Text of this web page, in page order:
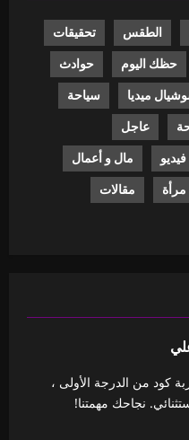
الطقس تحقيقات
حظك اليوم حوادث
ميديا سياحة
عاجل
فيديو مال و أعمال
مرأة مقالات
كود من الدرجة الأولى ،
نجاحك مهمتنا!